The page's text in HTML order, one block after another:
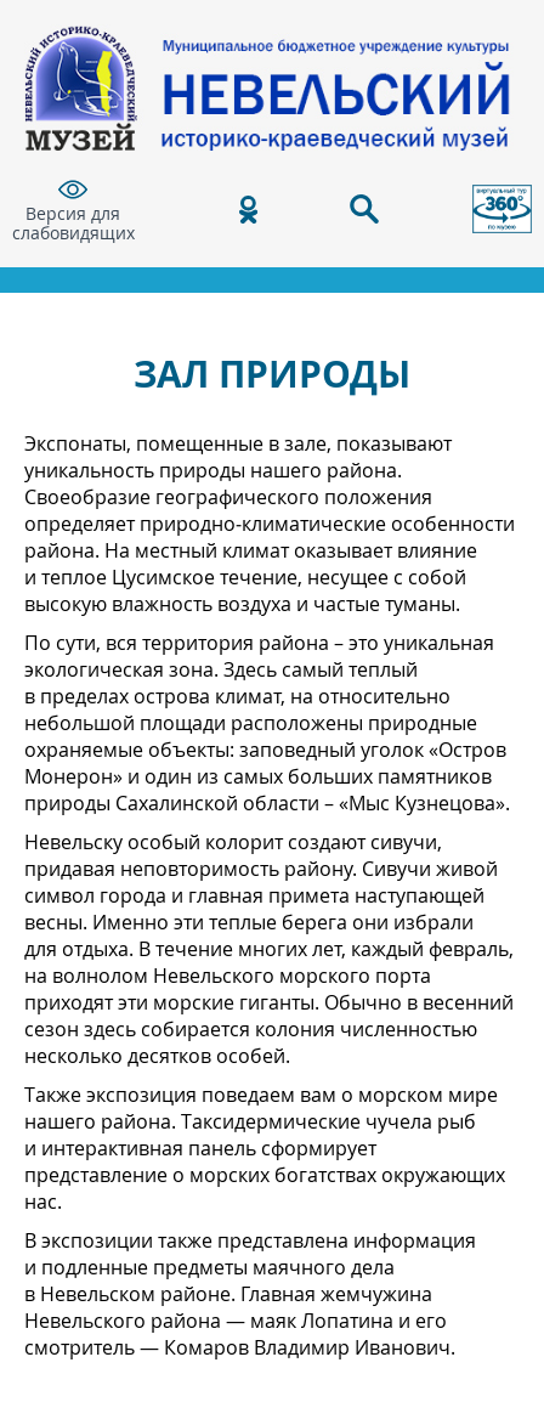
Версия для
слабовидящих
ЗАЛ ПРИРОДЫ
Экспонаты, помещенные в зале, показывают
уникальность природы нашего района.
Своеобразие географического положения
определяетприродно‐климатические особенности
района. На местный климат оказывает влияние
и теплое Цусимское течение, несущее с собой
высокую влажность воздуха и частые туманы.
По сути, вся территория района – это уникальная
экологическая зона. Здесь самый теплый
в пределах острова климат, на относительно
небольшой площади расположены природные
охраняемые объекты: заповедный уголок «Остров
Монерон» и один из самых больших памятников
природы Сахалинской области – «Мыс Кузнецова».
Невельску особый колорит создают сивучи,
придавая неповторимость району. Сивучи живой
символ города и главная примета наступающей
весны. Именно эти теплые берега они избрали
для отдыха. В течение многих лет, каждый февраль,
на волнолом Невельского морского порта
приходят эти морские гиганты. Обычно в весенний
сезон здесь собирается колония численностью
несколько десятков особей.
Также экспозиция поведаем вам о морском мире
нашего района. Таксидермические чучела рыб
и интерактивная панель сформирует
представление о морских богатствах окружающих
нас.
В экспозиции также представлена информация
и подленные предметы маячного дела
в Невельском районе. Главная жемчужина
Невельского района — маяк Лопатина и его
смотритель — Комаров Владимир Иванович.